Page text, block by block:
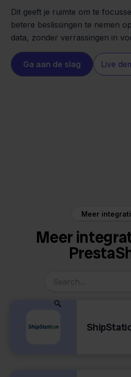
Dit geeft je ruimte om te
betere beslissingen te nemen
data, zonder verrassingen in
Ga aan de slag Live
Meer
Meer